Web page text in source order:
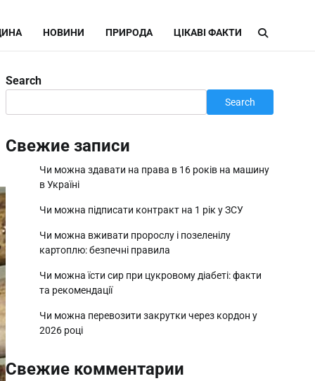
НОВИНИ ПРИРОДА ЦІКАВІ ФАКТИ
Search
Search
Свежие записи
Чи можна здавати на права в 16 років на машину
в Україні
Чи можна підписати контракт на 1 рік у ЗСУ
Чи можна вживати пророслу і позеленілу
картоплю: безпечні правила
Чи можна їсти сир при цукровому діабеті: факти
та рекомендації
Чи можна перевозити закрутки через кордон у
2026 році
Свежие комментарии